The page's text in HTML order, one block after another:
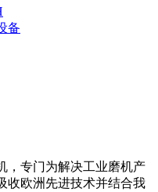
备
，专门为解决工业磨机产
收欧洲先进技术并结合我